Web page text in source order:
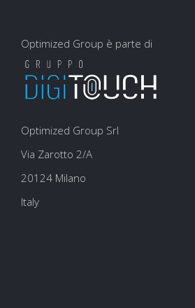
Optimized Group è parte di
Optimized Group Srl
Via Zarotto 2/A
20124 Milano
Italy